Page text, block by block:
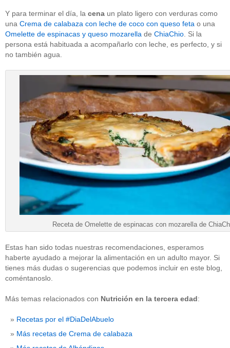
Y para terminar el día, la cena un plato ligero con verduras como
una Crema de calabaza con leche de coco con queso feta o una
Omelette de espinacas y queso mozarella de ChiaChio . Si la
persona está habituada a acompañarlo con leche, es perfecto, y si
no también agua.
Receta de Omelette de espinacas con mozarella de
Estas han sido todas nuestras recomendaciones, esperamos
haberte ayudado a mejorar la alimentación en un adulto mayor. Si
tienes más dudas o sugerencias que podemos incluir en este blog,
coméntanoslo.
Más temas relacionados con Nutrición en la tercera edad:
Recetas por el #DiaDelAbuelo
Más recetas de Crema de calabaza